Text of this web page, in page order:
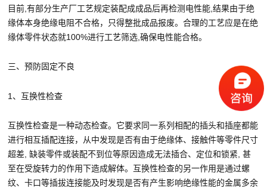
目前,有部分生产厂工艺规定装配成成品后再检测电性能,结果由于绝
缘体本身绝缘电阻不合格，只得整批成品报废。合理的工艺应是在绝
缘体零件状态就100%进行工艺筛选,确保电性能合格。
三、预防固定不良
1、互换性检查
互换性检查是一种动态检查。它要求同一系列相配的插头和插座都能
进行相互插配连接，从中发现是否有由于绝缘体、接触件等零件尺寸
超差, 缺装零件或装配不到位等原因造成无法插合、定位和锁紧, 甚
至在受旋转力的作用下造成解体。互换性检查的另一作用是通过螺
纹、卡口等插拔连接能及时发现是否有产生影响绝缘性能的金属多余